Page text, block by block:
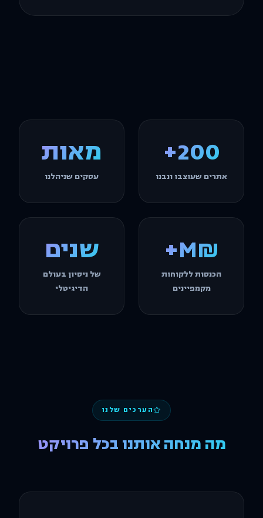
200+
אתרים שעוצבו ונבנו
מאות
עסקים שניהלנו
₪M+
הכנסות ללקוחות
מקמפיינים
שנים
של ניסיון בעולם
הדיגיטלי
הערכים שלנו
מה מנחה אותנו בכל פרויקט